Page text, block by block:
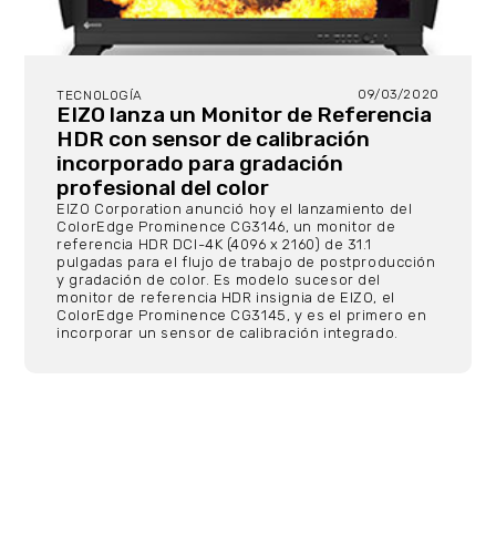
TECNOLOGÍA 09/03/2020
EIZO lanza un Monitor de Referencia
HDR con sensor de calibración
incorporado para gradación
profesional del color
EIZO Corporation anunció hoy el lanzamiento del
ColorEdge Prominence CG3146, un monitor de
referencia HDR DCI-4K (4096 x 2160) de 31.1
pulgadas para el flujo de trabajo de postproducción
y gradación de color. Es modelo sucesor del
monitor de referencia HDR insignia de EIZO, el
ColorEdge Prominence CG3145, y es el primero en
incorporar un sensor de calibración integrado.